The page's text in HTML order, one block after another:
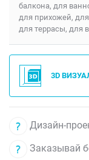
балкона, для
для прихожей,
для террасы, для
3D
Дизайн-
Заказывай